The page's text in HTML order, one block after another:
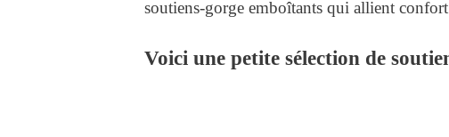
soutiens-gorge emboîtants qui allient confort
Voici une petite sélection de